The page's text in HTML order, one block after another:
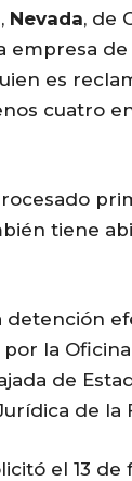
Nevada, de
empresa
es
cuatro
tiene
detención
la
de
de la
el 13